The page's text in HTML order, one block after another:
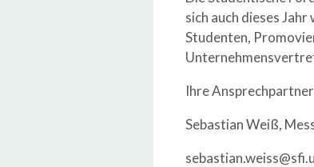
sich auch dieses
Studenten,
Ihre
Sebastian Weiß,